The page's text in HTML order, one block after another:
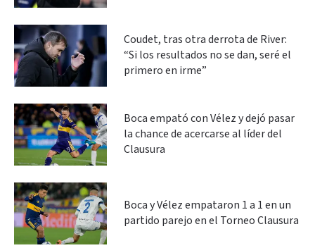
Coudet, tras otra derrota de River:
“Si los resultados no se dan, seré el
primero en irme”
Boca empató con Vélez y dejó pasar
la chance de acercarse al líder del
Clausura
Boca y Vélez empataron 1 a 1 en un
partido parejo en el Torneo Clausura